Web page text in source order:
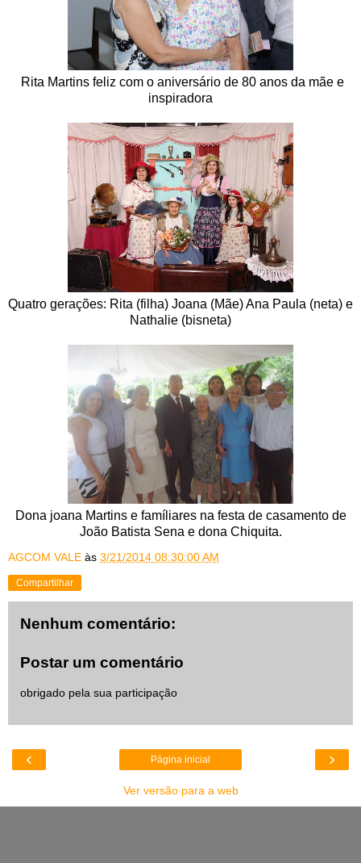
Rita Martins feliz com o aniversário de 80 anos da mãe e
inspiradora
Quatro gerações: Rita (filha) Joana (Mãe) Ana Paula (neta) e
Nathalie (bisneta)
Dona joana Martins e famíliares na festa de casamento de
João Batista Sena e dona Chiquita.
AGCOM VALE às 3/21/2014 08:30:00 AM
Compartilhar
Nenhum comentário:
Postar um comentário
obrigado pela sua participação
‹ ›
Página inicial
Ver versão para a web